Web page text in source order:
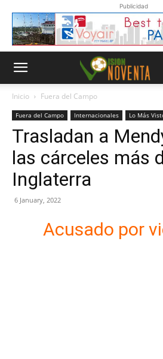
Publicidad
Inicio Fuera del Campo
Fuera del Campo Internacionales Lo Más
Trasladan a
las cárceles más
Inglaterra
6 January, 2022
Acusado por